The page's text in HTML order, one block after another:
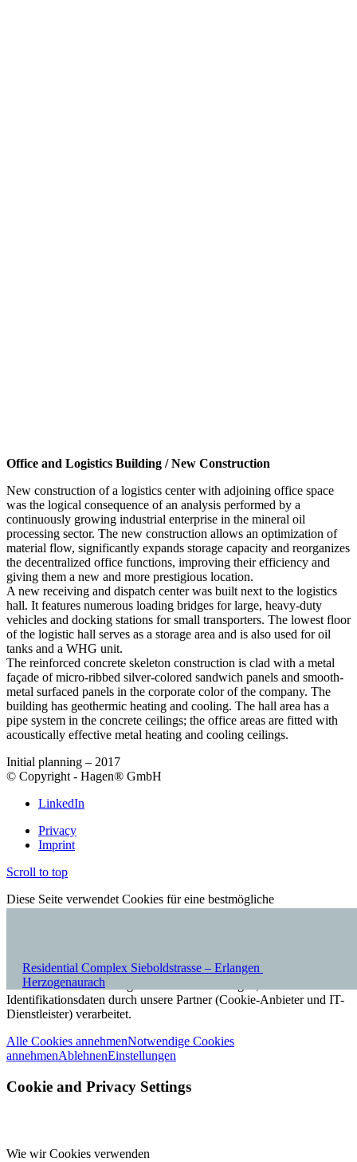
Office and Logistics Building / New Construction
New construction of a logistics center with adjoining office space
was the logical consequence of an analysis performed by a
continuously growing industrial enterprise in the mineral oil
processing sector. The new construction allows an optimization of
material flow, significantly expands storage capacity and reorganizes
the decentralized office functions, improving their efficiency and
giving them a new and more prestigious location.
A new receiving and dispatch center was built next to the logistics
hall. It features numerous loading bridges for large, heavy-duty
vehicles and docking stations for small transporters. The lowest floor
of the logistic hall serves as a storage area and is also used for oil
tanks and a WHG unit.
The reinforced concrete skeleton construction is clad with a metal
façade of micro-ribbed silver-colored sandwich panels and smooth-
metal surfaced panels in the corporate color of the company. The
building has geothermic heating and cooling. The hall area has a
pipe system in the concrete ceilings; the office areas are fitted with
acoustically effective metal heating and cooling ceilings.
Initial planning – 2017
© Copyright - Hagen® GmbH
LinkedIn
Privacy
Imprint
House 21 Construction Field C –
Herzogenaurach
Residential Complex Sieboldstrasse – Erlangen
Scroll to top
Diese Seite verwendet Cookies für eine bestmögliche
personalisierte Inhalte) werden erst nach deren Aktivierung gesetzt.
Wenn Sie in die Nutzung der Cookies einwilligen, werden
Identifikationsdaten durch unsere Partner (Cookie-Anbieter und IT-
Dienstleister) verarbeitet.
Alle Cookies annehmenNotwendige Cookies
annehmenAblehnenEinstellungen
Cookie and Privacy Settings
Wie wir Cookies verwenden